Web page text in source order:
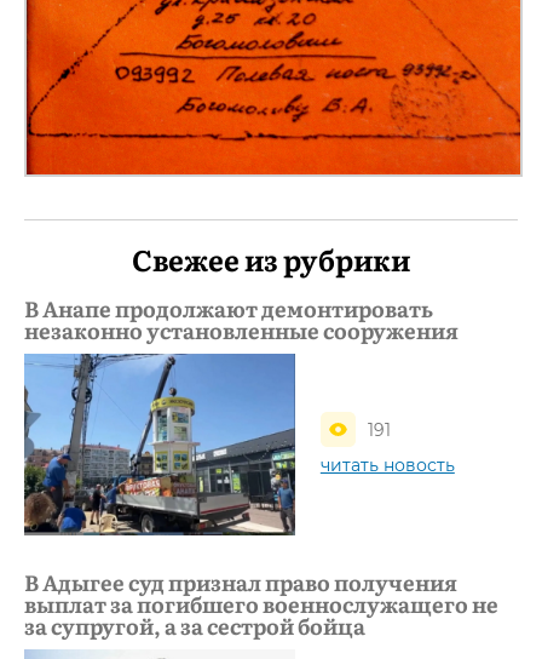
Свежее из рубрики
В Анапе продолжают демонтировать
незаконно установленные сооружения
191
читать новость
В Адыгее суд признал право получения
выплат за погибшего военнослужащего не
за супругой, а за сестрой бойца